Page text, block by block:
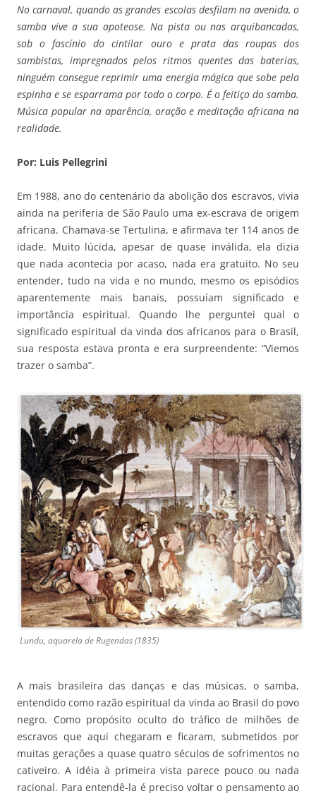
No carnaval, quando as grandes escolas desfilam na avenida, o
samba vive a sua apoteose. Na pista ou nas arquibancadas,
sob o fascínio do cintilar ouro e prata das roupas dos
sambistas, impregnados pelos ritmos quentes das baterias,
ninguém consegue reprimir uma energia mágica que sobe pela
espinha e se esparrama por todo o corpo. É o feitiço do samba.
Música popular na aparência, oração e meditação africana na
realidade.
Por: Luis Pellegrini
Em 1988, ano do centenário da abolição dos escravos, vivia
ainda na periferia de São Paulo uma ex-escrava de origem
africana. Chamava-se Tertulina, e afirmava ter 114 anos de
idade. Muito lúcida, apesar de quase inválida, ela dizia
que nada acontecia por acaso, nada era gratuito. No seu
entender, tudo na vida e no mundo, mesmo os episódios
aparentemente mais banais, possuíam significado e
importância espiritual. Quando lhe perguntei qual o
significado espiritual da vinda dos africanos para o Brasil,
sua resposta estava pronta e era surpreendente: “Viemos
trazer o samba”.
Lundu, aquarela de Rugendas (1835)
A mais brasileira das danças e das músicas, o samba,
entendido como razão espiritual da vinda ao Brasil do povo
negro. Como propósito oculto do tráfico de milhões de
escravos que aqui chegaram e ficaram, submetidos por
muitas gerações a quase quatro séculos de sofrimentos no
cativeiro. A idéia à primeira vista parece pouco ou nada
racional. Para entendê-la é preciso voltar o pensamento ao